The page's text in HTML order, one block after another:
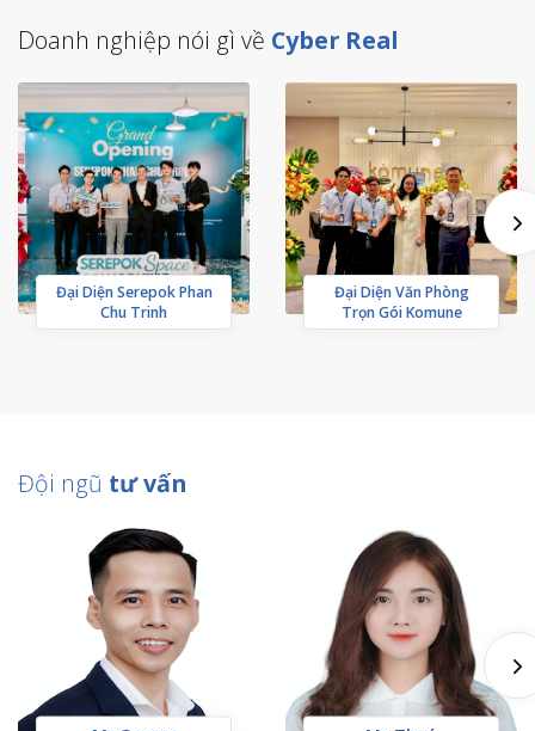
Doanh nghiệp nói gì về Cyber Real
Đại Diện Serepok Phan
Chu Trinh
Đại Diện Văn Phòng
Trọn Gói Komune
Đội ngũ tư vấn